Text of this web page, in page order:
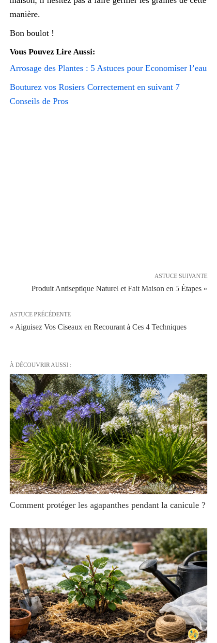
manière.
Bon boulot !
Vous Pouvez Lire Aussi:
Arrosage des Plantes : 5 Astuces pour Economiser l’eau
Bouturez vos Rosiers Correctement en suivant 7
Conseils de Pros
ASTUCE SUIVANTE
Produit Antiseptique Naturel et Fait Maison en 5 Étapes »
ASTUCE PRÉCÉDENTE
« Aiguisez Vos Ciseaux en Recourant à Ces 4 Techniques
À DÉCOUVRIR AUSSI :
Comment protéger les agapanthes pendant la canicule ?